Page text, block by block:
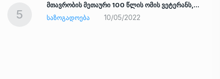
5
მთავრობის მეთაური 100 წლის ომის ვეტერანს,…
ᲡᲐᲖᲝᲒᲐᲓᲝᲔᲑᲐ
10/05/2022